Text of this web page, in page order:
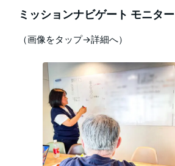
ミッションナビゲート モニター
（画像をタップ→詳細へ）